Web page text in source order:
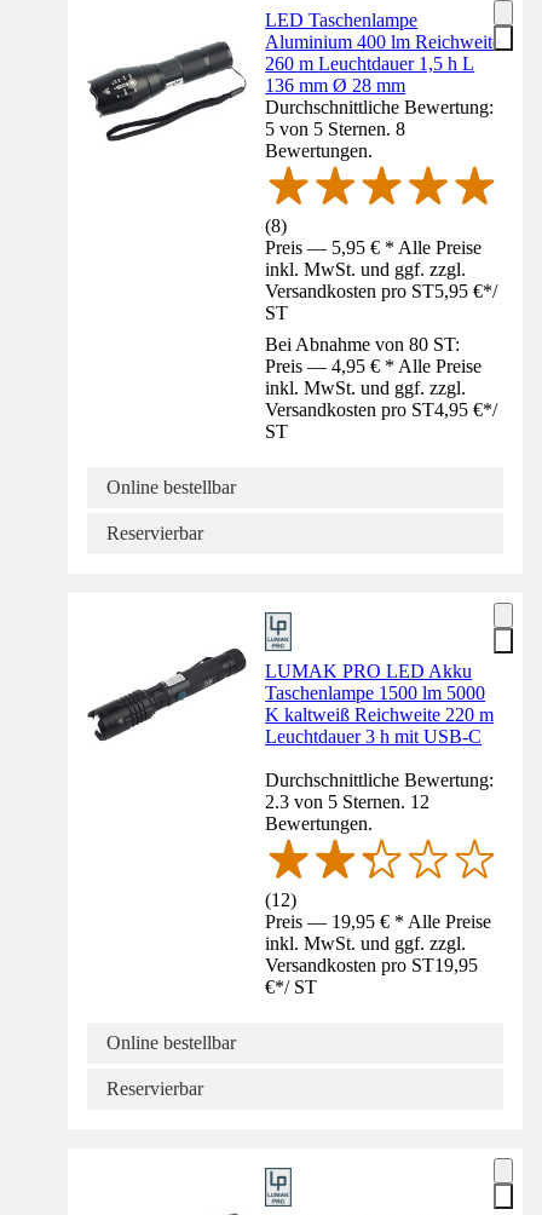
LED Taschenlampe
Aluminium 400 lm Reichweite
260 m Leuchtdauer 1,5 h L
136 mm Ø 28 mm
Durchschnittliche Bewertung:
5 von 5 Sternen. 8
Bewertungen.
(8)
Preis — 5,95 € * Alle Preise
inkl. MwSt. und ggf. zzgl.
Versandkosten pro ST5,95 €*/
ST
Bei Abnahme von 80 ST:
Preis — 4,95 € * Alle Preise
inkl. MwSt. und ggf. zzgl.
Versandkosten pro ST4,95 €*/
ST
Online bestellbar
Reservierbar
LUMAK PRO LED Akku
Taschenlampe 1500 lm 5000
K kaltweiß Reichweite 220 m
Leuchtdauer 3 h mit USB-C
Durchschnittliche Bewertung:
2.3 von 5 Sternen. 12
Bewertungen.
(12)
Preis — 19,95 € * Alle Preise
inkl. MwSt. und ggf. zzgl.
Versandkosten pro ST19,95
€*/ ST
Online bestellbar
Reservierbar